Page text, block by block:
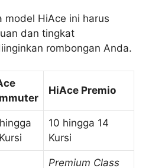
model HiAce ini harus
dan tingkat
rombongan Anda.
HiAce Premio
10 hingga 14
Kursi
Premium Class